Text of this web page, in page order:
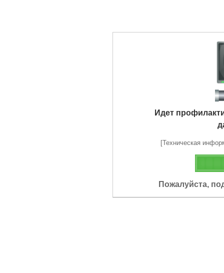
Идет
[Техническая
Пожалуйста,